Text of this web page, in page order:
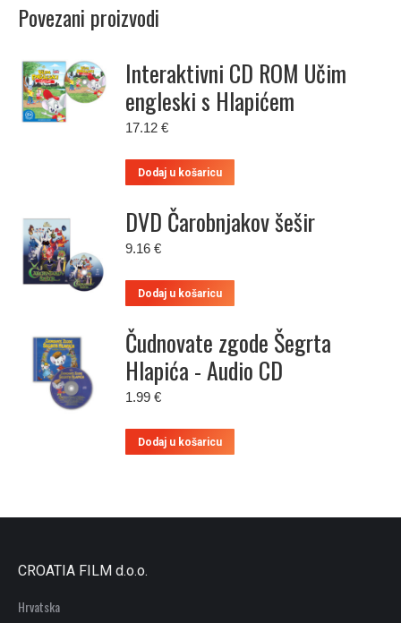
Povezani proizvodi
Interaktivni CD ROM Učim
engleski s Hlapićem
17.12 €
Dodaj u košaricu
DVD Čarobnjakov šešir
9.16 €
Dodaj u košaricu
Čudnovate zgode Šegrta
Hlapića - Audio CD
1.99 €
Dodaj u košaricu
CROATIA FILM d.o.o.
Hrvatska